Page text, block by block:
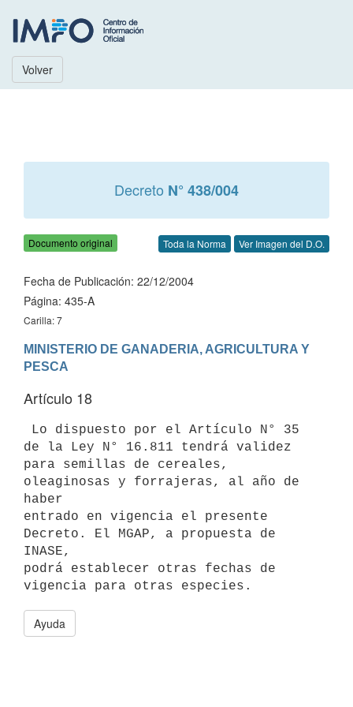
Volver
Decreto N° 438/004
Documento original Toda la Norma Ver Imagen del D.O.
Fecha de Publicación: 22/12/2004
Página: 435-A
Carilla: 7
MINISTERIO DE GANADERIA, AGRICULTURA Y
PESCA
Artículo 18
de la Ley N° 16.811 tendrá validez
para semillas de cereales,
oleaginosas y forrajeras, al año de
haber
entrado en vigencia el presente
Decreto. El MGAP, a propuesta de
INASE,
podrá establecer otras fechas de
Ayuda